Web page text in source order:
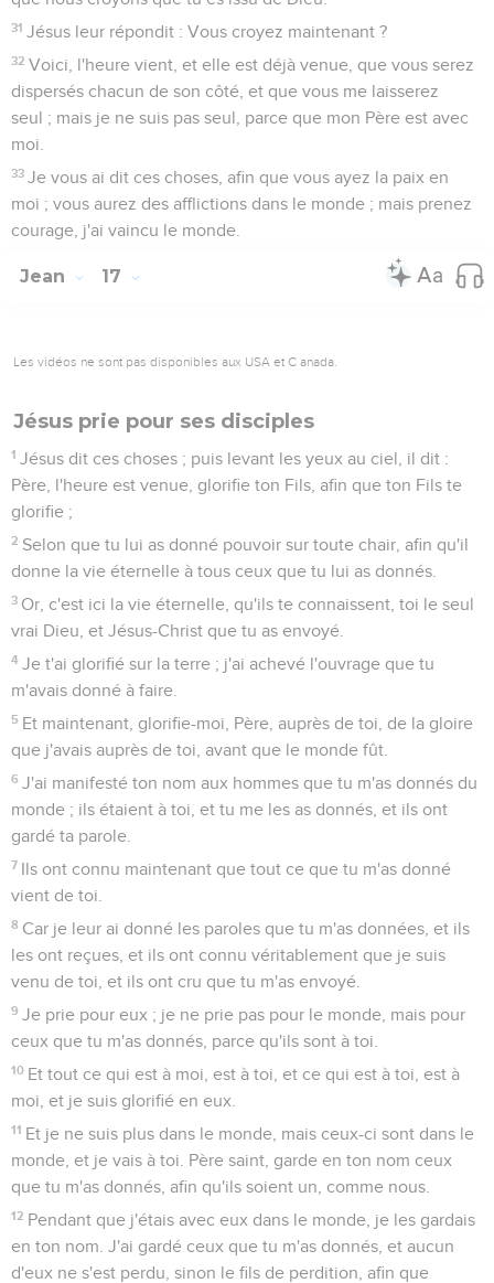
31 Jésus leur répondit : Vous croyez maintenant ?
32 Voici, l'heure vient, et elle est déjà venue, que vous serez
dispersés chacun de son côté, et que vous me laisserez
seul ; mais je ne suis pas seul, parce que mon Père est avec
moi.
33 Je vous ai dit ces choses, afin que vous ayez la paix en
moi ; vous aurez des afflictions dans le monde ; mais prenez
courage, j'ai vaincu le monde.
Jean 17
Les vidéos ne sont pas disponibles aux USA et C anada.
Jésus prie pour ses disciples
1 Jésus dit ces choses ; puis levant les yeux au ciel, il dit :
Père, l'heure est venue, glorifie ton Fils, afin que ton Fils te
glorifie ;
2 Selon que tu lui as donné pouvoir sur toute chair, afin qu'il
donne la vie éternelle à tous ceux que tu lui as donnés.
3 Or, c'est ici la vie éternelle, qu'ils te connaissent, toi le seul
vrai Dieu, et Jésus-Christ que tu as envoyé.
4 Je t'ai glorifié sur la terre ; j'ai achevé l'ouvrage que tu
m'avais donné à faire.
5 Et maintenant, glorifie-moi, Père, auprès de toi, de la gloire
que j'avais auprès de toi, avant que le monde fût.
6 J'ai manifesté ton nom aux hommes que tu m'as donnés du
monde ; ils étaient à toi, et tu me les as donnés, et ils ont
gardé ta parole.
7 Ils ont connu maintenant que tout ce que tu m'as donné
vient de toi.
8 Car je leur ai donné les paroles que tu m'as données, et ils
les ont reçues, et ils ont connu véritablement que je suis
venu de toi, et ils ont cru que tu m'as envoyé.
9 Je prie pour eux ; je ne prie pas pour le monde, mais pour
ceux que tu m'as donnés, parce qu'ils sont à toi.
10 Et tout ce qui est à moi, est à toi, et ce qui est à toi, est à
moi, et je suis glorifié en eux.
11 Et je ne suis plus dans le monde, mais ceux-ci sont dans le
monde, et je vais à toi. Père saint, garde en ton nom ceux
que tu m'as donnés, afin qu'ils soient un, comme nous.
12 Pendant que j'étais avec eux dans le monde, je les gardais
en ton nom. J'ai gardé ceux que tu m'as donnés, et aucun
d'eux ne s'est perdu, sinon le fils de perdition, afin que